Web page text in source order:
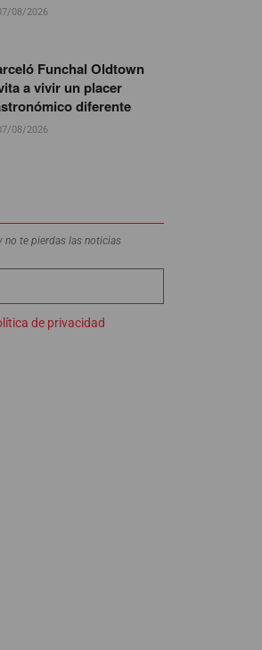
08/2026
Funchal Oldtown
a vivir un placer
diferente
08/2026
no te pierdas las noticias
de privacidad